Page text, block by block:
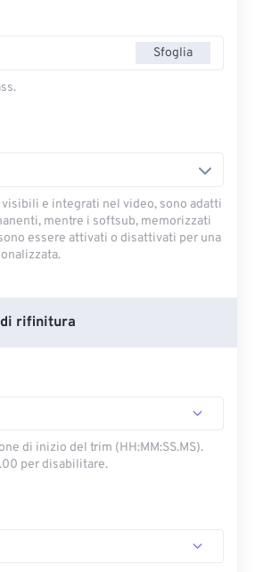
Sfoglia
visibili e integrati nel video, sono adatti
mentre i softsub, memorizzati
essere attivati ​​o disattivati ​​per una
rifinitura
di inizio del trim (HH:MM:SS.MS).
per disabilitare.